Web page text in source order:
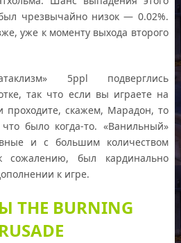
чрезвычайно низок — 0.02%.
уже к моменту выхода второго
5ppl подверглись
так что если вы играете на
проходите, скажем, Марадон, то
было когда-то. «Ванильный»
и с большим количеством
был кардинально
к игре.
THE BURNING